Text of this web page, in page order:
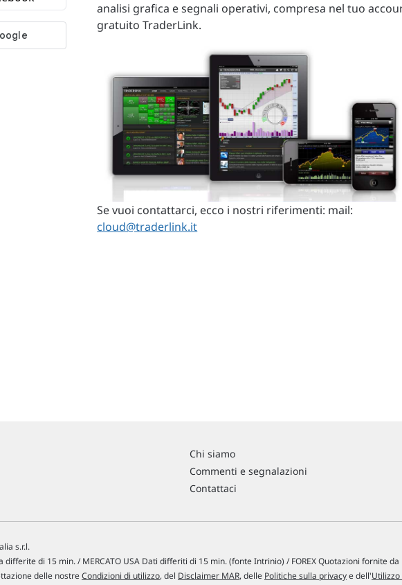
analisi grafica e segnali operativi, compresa nel tuo
gratuito TraderLink.
Se vuoi contattarci, ecco i nostri riferimenti: mail:
cloud@traderlink.it
Chi siamo
Commenti e segnalazioni
Contattaci
s.r.l.
differite di 15 min. / MERCATO USA Dati differiti di 15 min. (fonte Intrinio) / FOREX Quotazioni fornite da
delle nostreCondizioni di utilizzo, del Disclaimer MAR, delle Politiche sulla privacye dell'